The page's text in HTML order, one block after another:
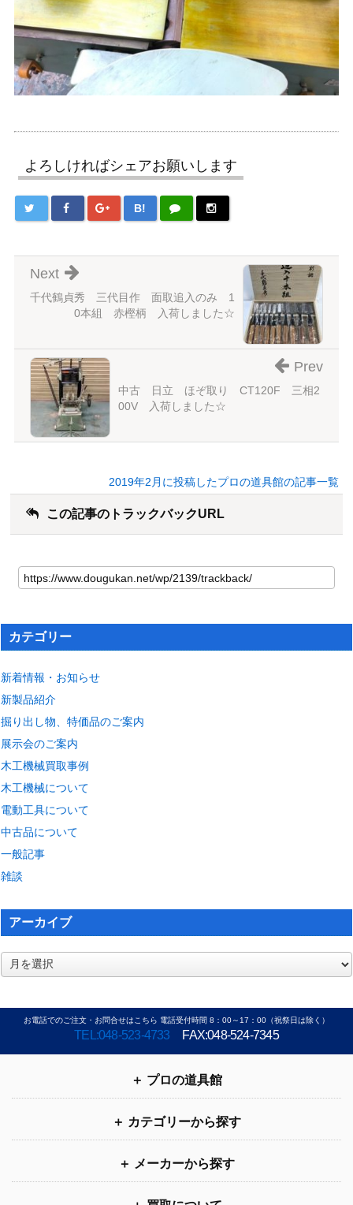
よろしければシェアお願いします
B!
千代鶴貞秀 三代目作 面取追入のみ 1
0本組 赤樫柄 入荷しました☆
Next
中古 日立 ほぞ取り CT120F 三相2
00V 入荷しました☆
Prev
2019年2月に投稿したプロの道具館の記事一覧
この記事のトラックバックURL
カテゴリー
新着情報・お知らせ
新製品紹介
掘り出し物、特価品のご案内
展示会のご案内
木工機械買取事例
木工機械について
電動工具について
中古品について
一般記事
雑談
アーカイブ
ア
ー
イ
お電話でのご注文・お問合せはこちら 電話受付時間 8：00～17：00（祝祭日は除く）
TEL:048-523-4733 FAX:048-524-7345
プロの道具館
カテゴリーから探す
メーカーから探す